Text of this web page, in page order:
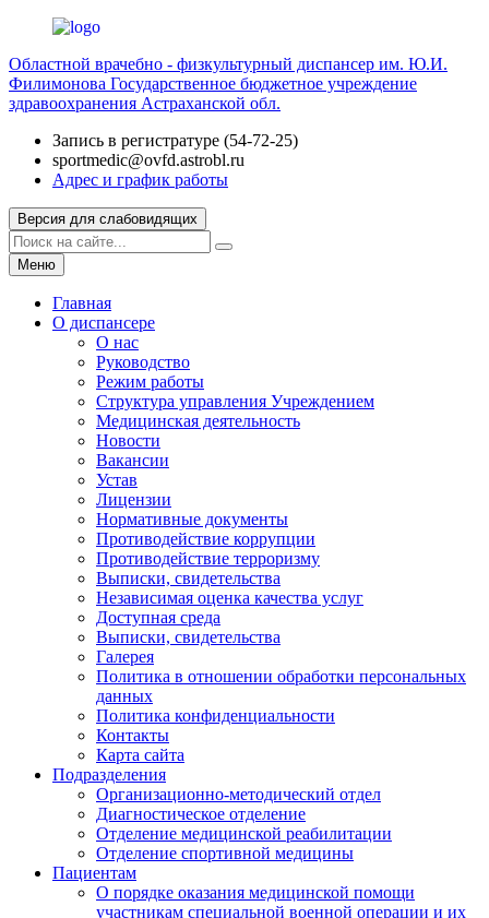
Областной врачебно - физкультурный диспансер им. Ю.И.
Филимонова Государственное бюджетное учреждение
здравоохранения Астраханской обл.
Запись в регистратуре (54-72-25)
sportmedic@ovfd.astrobl.ru
Адрес и график работы
Версия для слабовидящих
Меню
Главная
О диспансере
О нас
Руководство
Режим работы
Структура управления Учреждением
Медицинская деятельность
Новости
Вакансии
Устав
Лицензии
Нормативные документы
Противодействие коррупции
Противодействие терроризму
Выписки, свидетельства
Независимая оценка качества услуг
Доступная среда
Выписки, свидетельства
Галерея
Политика в отношении обработки персональных
данных
Политика конфиденциальности
Контакты
Карта сайта
Подразделения
Организационно-методический отдел
Диагностическое отделение
Отделение медицинской реабилитации
Отделение спортивной медицины
Пациентам
О порядке оказания медицинской помощи
участникам специальной военной операции и их